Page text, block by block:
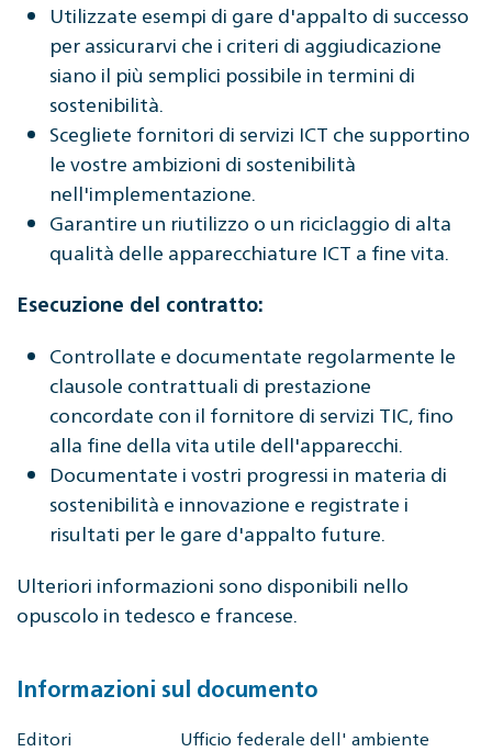
Utilizzate esempi di gare d'appalto di successo
per assicurarvi che i criteri di aggiudicazione
siano il più semplici possibile in termini di
sostenibilità.
Scegliete fornitori di servizi ICT che supportino
le vostre ambizioni di sostenibilità
nell'implementazione.
Garantire un riutilizzo o un riciclaggio di alta
qualità delle apparecchiature ICT a fine vita.
Esecuzione del contratto:
Controllate e documentate regolarmente le
clausole contrattuali di prestazione
concordate con il fornitore di servizi TIC, fino
alla fine della vita utile dell'apparecchi.
Documentate i vostri progressi in materia di
sostenibilità e innovazione e registrate i
risultati per le gare d'appalto future.
Ulteriori informazioni sono disponibili nello
opuscolo in tedesco e francese.
Informazioni sul documento
Editori
Ufficio federale dell' ambiente